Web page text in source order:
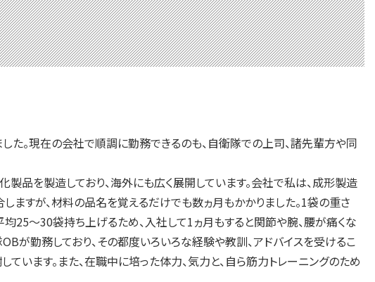
。現在の会社で順調に勤務できるのも、自衛隊での上司、諸先輩方や同
品を製造しており、海外にも広く展開しています。会社で私は、成形製造
すが、材料の品名を覚えるだけでも数ヵ月もかかりました。1袋の重さ
25～30袋持ち上げるため、入社して1ヵ月もすると関節や腕、腰が痛くな
が勤務しており、その都度いろいろな経験や教訓、アドバイスを受けるこ
います。また、在職中に培った体力、気力と、自ら筋力トレーニングのため